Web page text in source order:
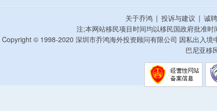
关于乔鸿 | 投诉与建议 | 诚
注;本网站移民项目时间均以移民国政府批准
Copyright © 1998-2020 深圳市乔鸿海外投资顾问有限公司 因私出入
巴尼亚移